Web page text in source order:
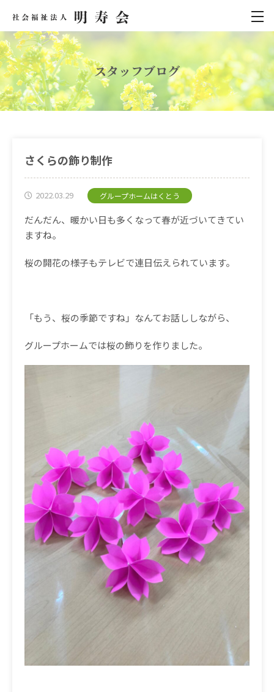
スタッフブログ
さくらの飾り制作
2022.03.29 グループホームはくとう
だんだん、暖かい日も多くなって春が近づいてきてい
ますね。
桜の開花の様子もテレビで連日伝えられています。
「もう、桜の季節ですね」なんてお話ししながら、
グループホームでは桜の飾りを作りました。